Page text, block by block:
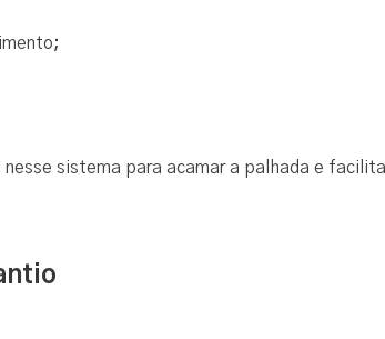
;
sistema para acamar a palhada e